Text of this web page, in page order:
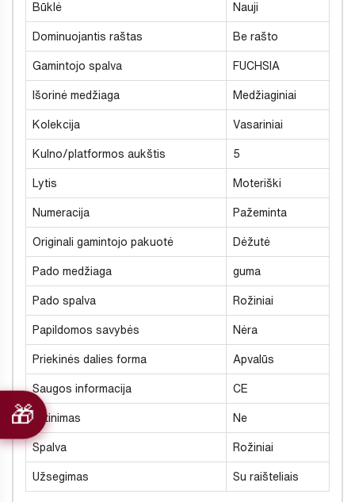
Būklė Nauji
Dominuojantis raštas Be rašto
Gamintojo spalva FUCHSIA
Išorinė medžiaga Medžiaginiai
Kolekcija Vasariniai
Kulno/platformos aukštis 5
Lytis Moteriški
Numeracija Pažeminta
Originali gamintojo pakuotė Dėžutė
Pado medžiaga guma
Pado spalva Rožiniai
Papildomos savybės Nėra
Priekinės dalies forma Apvalūs
Saugos informacija CE
Šiltinimas Ne
Spalva Rožiniai
Užsegimas Su raišteliais